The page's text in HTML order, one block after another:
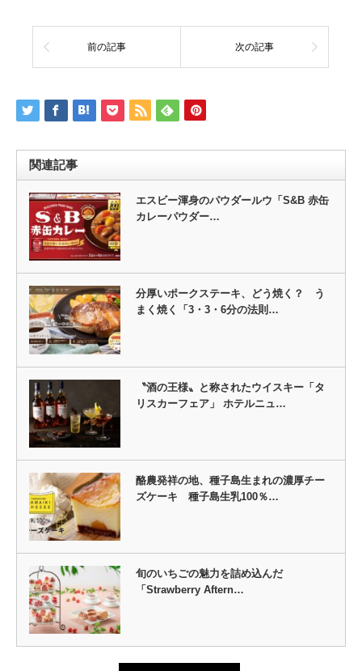
前の記事 次の記事
関連記事
エスビー渾身のパウダールウ「S&B 赤缶
カレーパウダー…
分厚いポークステーキ、どう焼く？ う
まく焼く「3・3・6分の法則…
〝酒の王様〟と称されたウイスキー「タ
リスカーフェア」 ホテルニュ…
酪農発祥の地、種子島生まれの濃厚チー
ズケーキ 種子島生乳100％…
旬のいちごの魅力を詰め込んだ
「Strawberry Aftern…